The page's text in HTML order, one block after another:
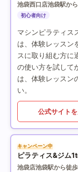
池袋西口店池袋駅か
初心者向け
マシンピラティス
は、体験レッスン
スに取り組む方に
の使い方を試して
は、体験レッスン
い。
公式サイト
キャンペーン中
ピラティス&ジム
池袋店池袋駅から徒